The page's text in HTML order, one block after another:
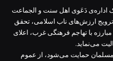
اداره‌ی دَعَوی اهل سنت و الجماعت
ارزش‌های ناب اسلامی، تحقق
با تهاجم فرهنگی غرب، اعلای
می‌نماید.
مسلمان حمایت می‌شود، از عموم